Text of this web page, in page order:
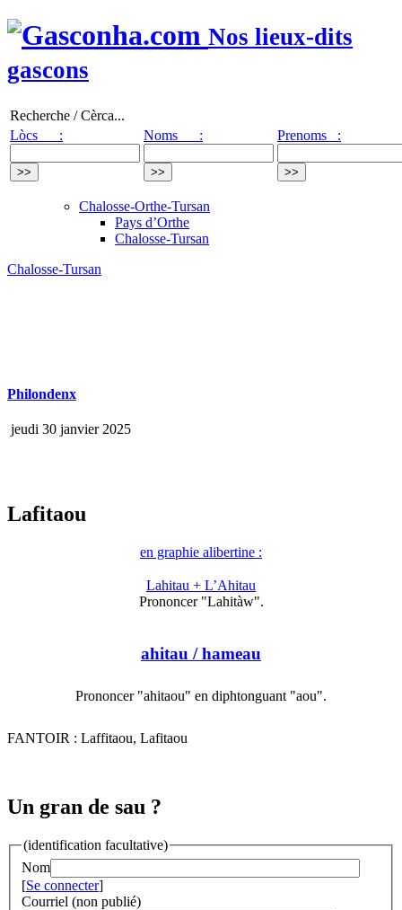
Nos lieux-dits
gascons
Recherche / Cèrca...
Lòcs :
Noms : Prenoms :
Chalosse-Orthe-Tursan
Pays d’Orthe
Chalosse-Tursan
Chalosse-Tursan
Philondenx
jeudi 30 janvier 2025
Lafitaou
en graphie alibertine :
Lahitau + L’Ahitau
Prononcer "Lahitàw".
ahitau / hameau
Prononcer "ahitaou" en diphtonguant "aou".
FANTOIR : Laffitaou, Lafitaou
Un gran de sau ?
(identification facultative)
Nom
[Se connecter]
Courriel (non publié)